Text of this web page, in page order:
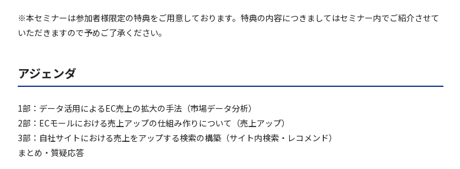
※本セミナーは参加者様限定の特典をご用意しております。特典の内容につきましてはセミナー内でご紹介させて
いただきますので予めご了承ください。
アジェンダ
1部：データ活用によるEC売上の拡大の手法（市場データ分析）
2部：ECモールにおける売上アップの仕組み作りについて（売上アップ）
3部：自社サイトにおける売上をアップする検索の構築（サイト内検索・レコメンド）
まとめ・質疑応答